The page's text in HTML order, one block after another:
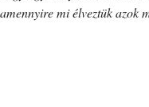
amennyire mi élveztük azok